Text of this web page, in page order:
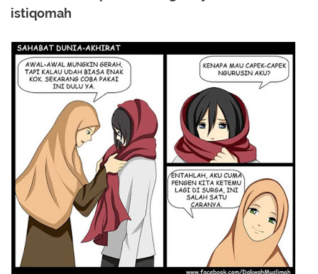
istiqomah